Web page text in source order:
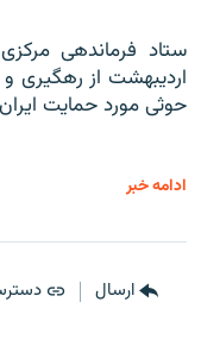
اردیبهشت از رهگیری و
حوثی‌ مورد حمایت
ادامه خبر
ارسال